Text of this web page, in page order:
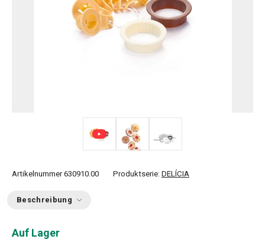
Artikelnummer 630910.00 Produktserie: DELÍCIA
Beschreibung
Auf Lager